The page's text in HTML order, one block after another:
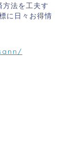
法を工夫す
に日々お得情